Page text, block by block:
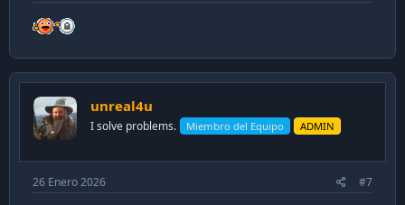
unreal4u
I solve problems. Miembro del Equipo ADMIN
26 Enero 2026 #7